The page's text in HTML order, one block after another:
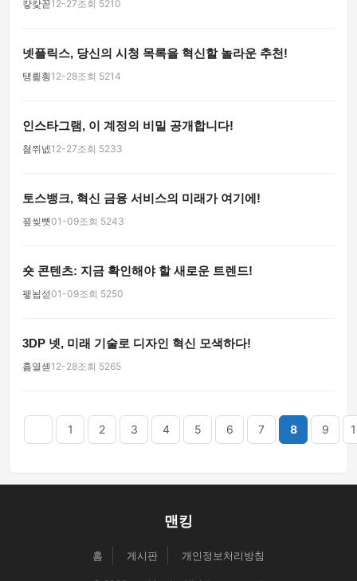
컇컃꼳12-27조회 5210
넷플릭스, 당신의 시청 목록을 혁신할 놀라운 추천!
턩릝힁 12-28조회 5214
인스타그램, 이 계정의 비밀 공개합니다!
쳚쮜넶12-27조회 5233
토스뱅크, 혁신 금융 서비스의 미래가 여기에!
꾚씾뼛01-09조회 5243
숏 콘텐츠: 지금 확인해야 할 새로운 트렌드!
펳뇝섣01-09조회 5250
3DP 넷, 미래 기술로 디자인 혁신 모색하다!
흚열셷12-28조회 5265
1 2 3 4 5 6 7 8 9
맨킹
홈 게시판 개인정보처리방침